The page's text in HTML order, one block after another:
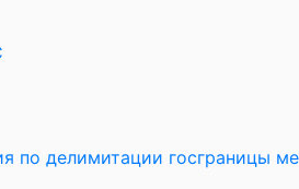
по делимитации госграницы